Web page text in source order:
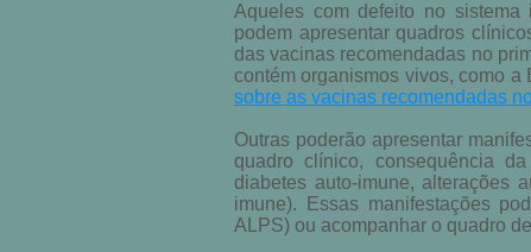
Aqueles com defeito no
podem apresentar quadros
das vacinas recomendadas no
contém organismos vivos, como
sobre as vacinas recomendadas
Outras poderão apresentar
quadro clínico, consequência
diabetes auto-imune, alterações
imune). Essas manifestações
ALPS) ou acompanhar o quadro